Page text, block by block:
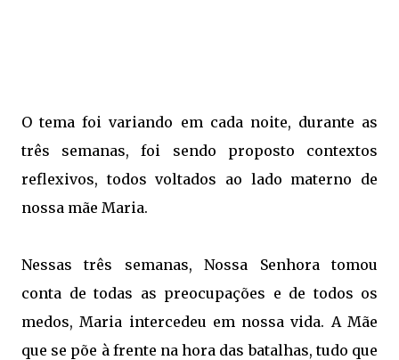
O tema foi variando em cada noite, durante as
três semanas, foi sendo proposto contextos
reflexivos, todos voltados ao lado materno de
nossa mãe Maria.
Nessas três semanas, Nossa Senhora tomou
conta de todas as preocupações e de todos os
medos, Maria intercedeu em nossa vida. A Mãe
que se põe à frente na hora das batalhas, tudo que